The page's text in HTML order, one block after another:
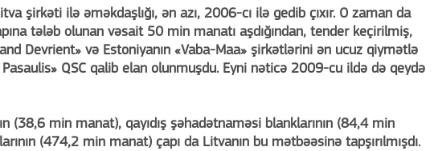
şirkəti ilə əməkdaşlığı, ən azı, 2006-cı ilə gedib çıxır. O zaman da
tələb olunan vəsait 50 min manatı aşdığından, tender keçirilmiş,
Devrient» və Estoniyanın «Vaba-Maa» şirkətlərini ən ucuz qiymətlə
QSC qalib elan olunmuşdu. Eyni nəticə 2009-cu ildə də qeydə
(38,6 min manat), qayıdış şəhadətnaməsi blanklarının (84,4 min
(474,2 min manat) çapı da Litvanın bu mətbəəsinə tapşırılmışdı.